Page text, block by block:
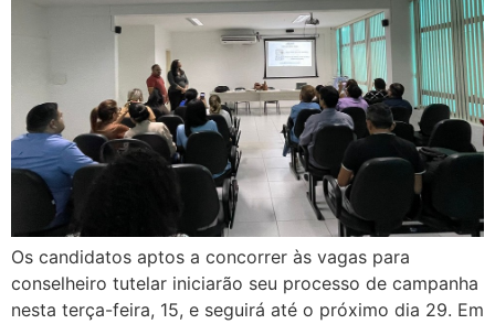
Os candidatos aptos a concorrer às vagas para
conselheiro tutelar iniciarão seu processo de campanha
nesta terça-feira, 15, e seguirá até o próximo dia 29. Em